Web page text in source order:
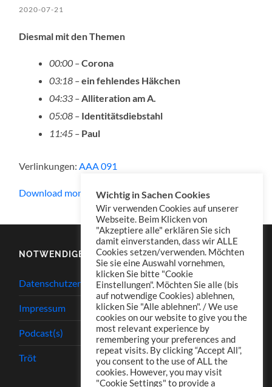
2020-07-21
Diesmal mit den Themen
00:00 –Corona
03:18 –ein fehlendes Häkchen
04:33 – Alliteration am A.
05:08 – Identitätsdiebstahl
11:45 – Paul
Verlinkungen: AAA 091
Download mono
NOTWENDIGES
Datenschutzerklärung
Impressum
Podcast(s)
Tröt
Wichtig in Sachen Cookies
Wir verwenden Cookies auf unserer
Webseite. Beim Klicken von
"Akzeptiere alle" erklären Sie sich
damit einverstanden, dass wir ALLE
Cookies setzen/verwenden. Möchten
Sie sie eine Auswahl vornehmen,
klicken Sie bitte "Cookie
Einstellungen". Möchten Sie alle (bis
auf notwendige Cookies) ablehnen,
klicken Sie "Alle ablehnen". / We use
cookies on our website to give you the
most relevant experience by
remembering your preferences and
repeat visits. By clicking “Accept All”,
you consent to the use of ALL the
cookies. However, you may visit
"Cookie Settings" to provide a